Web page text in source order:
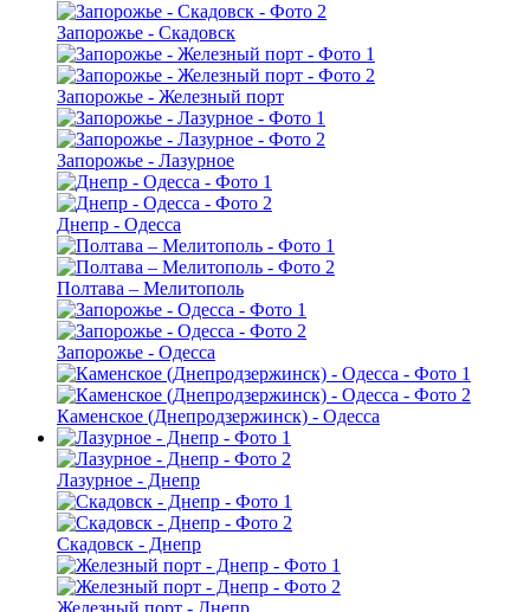
Запорожье - Скадовск
Запорожье - Железный порт
Запорожье - Лазурное
Днепр - Одесса
Полтава – Мелитополь
Запорожье - Одесса
Каменское (Днепродзержинск) - Одесса
Лазурное - Днепр
Скадовск - Днепр
Железный порт - Днепр